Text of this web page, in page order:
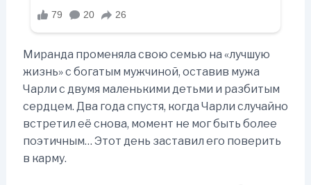
Миранда променяла свою семью на «лучшую
жизнь» с богатым мужчиной, оставив мужа
Чарли с двумя маленькими детьми и разбитым
сердцем. Два года спустя, когда Чарли случайно
встретил её снова, момент не мог быть более
поэтичным… Этот день заставил его поверить
в карму.